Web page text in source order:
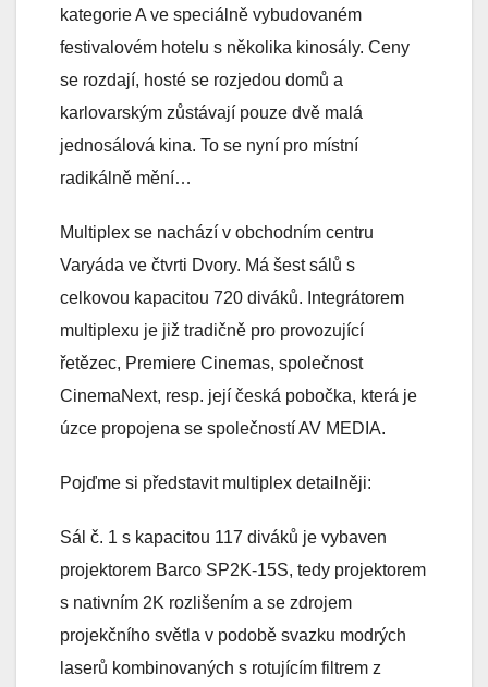
kategorie A ve speciálně vybudovaném
festivalovém hotelu s několika kinosály. Ceny
se rozdají, hosté se rozjedou domů a
karlovarským zůstávají pouze dvě malá
jednosálová kina. To se nyní pro místní
radikálně mění…
Multiplex se nachází v obchodním centru
Varyáda ve čtvrti Dvory. Má šest sálů s
celkovou kapacitou 720 diváků. Integrátorem
multiplexu je již tradičně pro provozující
řetězec, Premiere Cinemas, společnost
CinemaNext, resp. její česká pobočka, která je
úzce propojena se společností AV MEDIA.
Pojďme si představit multiplex detailněji:
Sál č. 1 s kapacitou 117 diváků je vybaven
projektorem Barco SP2K-15S, tedy projektorem
s nativním 2K rozlišením a se zdrojem
projekčního světla v podobě svazku modrých
laserů kombinovaných s rotujícím filtrem z